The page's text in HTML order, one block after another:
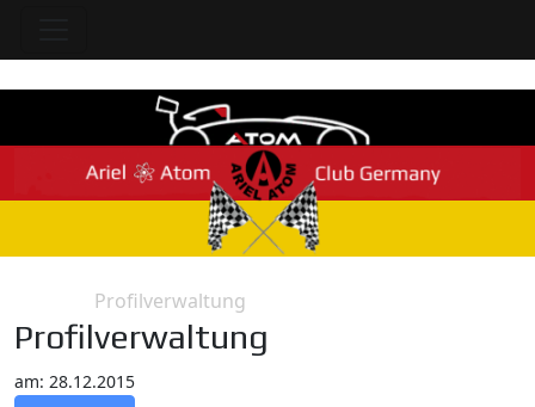
Profilverwaltung
Profilverwaltung
am: 28.12.2015